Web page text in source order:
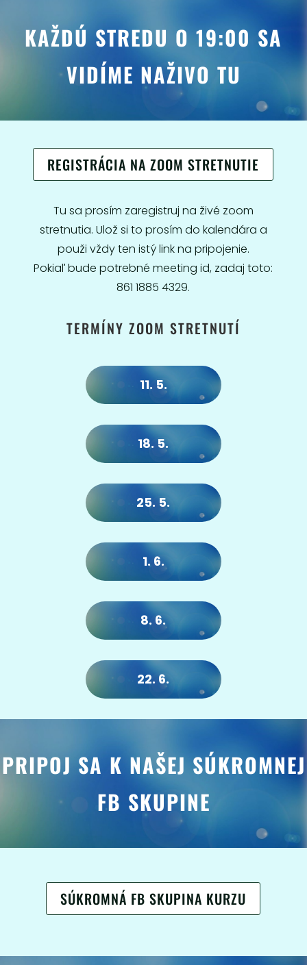
KAŽDÚ STREDU O 19:00 SA
VIDÍME NAŽIVO TU
REGISTRÁCIA NA ZOOM STRETNUTIE
Tu sa prosím zaregistruj na živé zoom
stretnutia. Ulož si to prosím do kalendára a
použi vždy ten istý link na pripojenie.
Pokiaľ bude potrebné meeting id, zadaj toto:
861 1885 4329.
TERMÍNY ZOOM STRETNUTÍ
11. 5.
18. 5.
25. 5.
1. 6.
8. 6.
22. 6.
PRIPOJ SA K NAŠEJ SÚKROMNEJ
FB SKUPINE
SÚKROMNÁ FB SKUPINA KURZU